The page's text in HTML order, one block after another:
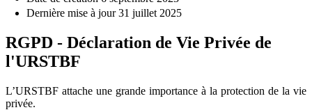
Dernière mise à jour31 juillet 2025
RGPD - Déclaration de Vie Privée de
l'URSTBF
L’URSTBF attache une grande importance à la protection de la vie
privée.